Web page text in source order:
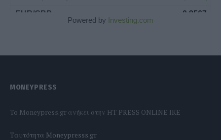
Powered by Investing.com
MONEYPRESS
To Moneypress.gr ανήκει στην HT PRESS ONLINE IKE
Tαυτότητα Moneypresss.gr